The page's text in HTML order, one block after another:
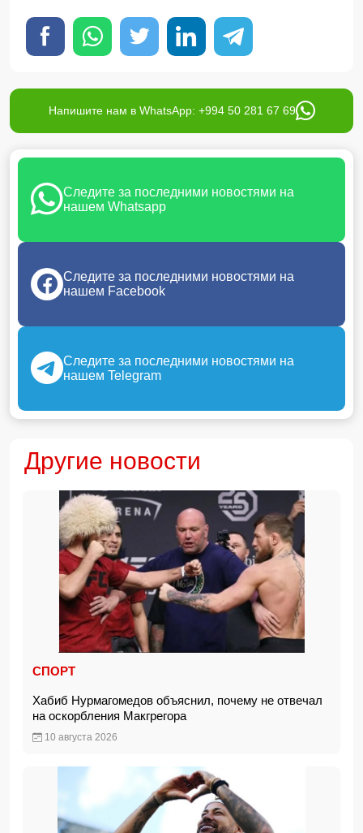
Напишите нам в WhatsApp: +994 50 281 67 69
Следите за последними новостями на
нашем Whatsapp
Следите за последними новостями на
нашем Facebook
Следите за последними новостями на
нашем Telegram
Другие новости
СПОРТ
Хабиб Нурмагомедов объяснил, почему не отвечал
на оскорбления Макгрегора
10 августа 2026